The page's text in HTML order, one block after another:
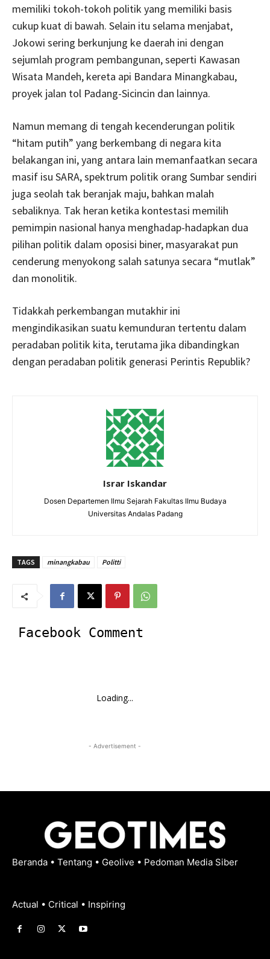
memiliki tokoh-tokoh politik yang memiliki basis
cukup kuat di bawah. Selain itu selama menjabat,
Jokowi sering berkunjung ke daerah ini dengan
sejumlah program pembangunan, seperti Kawasan
Wisata Mandeh, kereta api Bandara Minangkabau,
proyek jalan tol Padang-Sicincin dan lainnya.
Namun memang di tengah kecenderungan politik
“hitam putih” yang berkembang di negara kita
belakangan ini, yang antara lain memanfaatkan secara
masif isu SARA, spektrum politik orang Sumbar sendiri
juga seolah tak beranjak maju, bahkan malah
sebaliknya. Tak heran ketika kontestasi memilih
pemimpin nasional hanya menghadap-hadapkan dua
pilihan politik dalam oposisi biner, masyarakat pun
cenderung menyokong salah satunya secara “mutlak”
dan monolitik.
Tidakkah perkembangan mutakhir ini
mengindikasikan suatu kemunduran tertentu dalam
peradaban politik kita, terutama jika dibandingkan
dengan peradaban politik generasi Perintis Republik?
Israr Iskandar
Dosen Departemen Ilmu Sejarah Fakultas IImu Budaya
Universitas Andalas Padang
TAGS minangkabau Politti
Facebook Comment
Loading...
- Advertisement -
Beranda • Tentang • Geolive • Pedoman Media Siber
Actual • Critical • Inspiring